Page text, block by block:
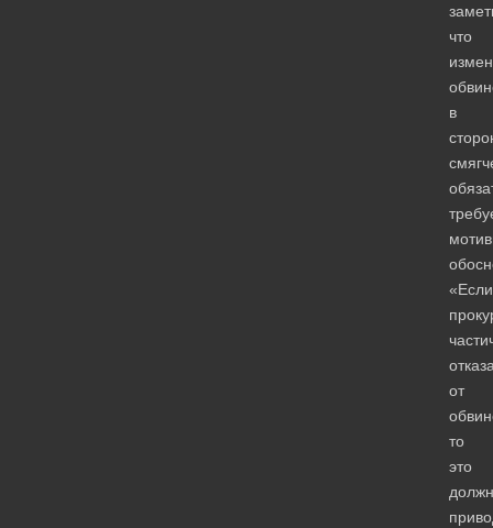
что
в
«Если
от
то
это